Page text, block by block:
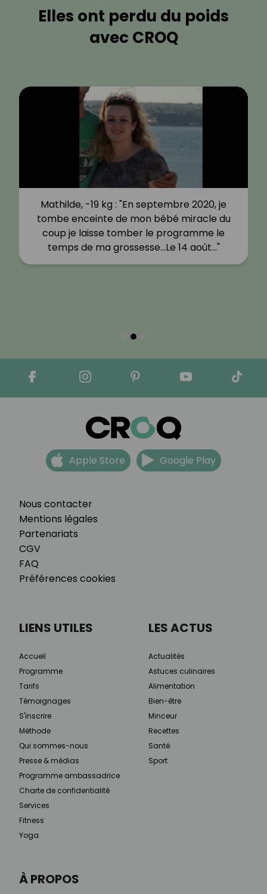
Elles ont perdu du poids
avec CROQ
Mathilde, -19 kg : "En septembre 2020, je
tombe enceinte de mon bébé miracle du
coup je laisse tomber le programme le
temps de ma grossesse…Le 14 août…"
Nous contacter
Mentions légales
Partenariats
CGV
FAQ
Préférences cookies
Apple Store Google Play
À PROPOS
LIENS UTILES
Accueil
Programme
Tarifs
Témoignages
S'inscrire
Méthode
Qui sommes-nous
Presse & médias
Programme ambassadrice
Charte de confidentialité
Services
Fitness
Yoga
LES ACTUS
Actualités
Astuces culinaires
Alimentation
Bien-être
Minceur
Recettes
Santé
Sport